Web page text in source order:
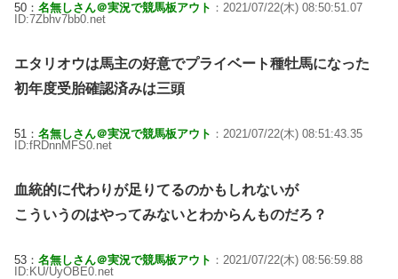
50： 名無しさん＠実況で競馬板アウト ：2021/07/22(木) 08:50:51.07
ID:7Zbhv7bb0.net
エタリオウは馬主の好意でプライベート種牡馬になった
初年度受胎確認済みは三頭
51： 名無しさん＠実況で競馬板アウト ：2021/07/22(木) 08:51:43.35
ID:fRDnnMFS0.net
血統的に代わりが足りてるのかもしれないが
こういうのはやってみないとわからんものだろ？
53： 名無しさん＠実況で競馬板アウト ：2021/07/22(木) 08:56:59.88
ID:KU/UyOBE0.net